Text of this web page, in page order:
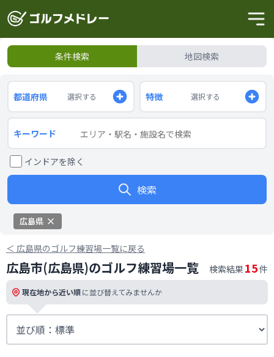
条件検索 地図検索
都道府県 選択する 特徴 選択する
キーワード
インドアを除く
検索
広島県
＜ 広島県のゴルフ練習場一覧に戻る
広島市(広島県)のゴルフ練習場一覧 検索結果 15件
現在地から近い順に並び替えてみませんか